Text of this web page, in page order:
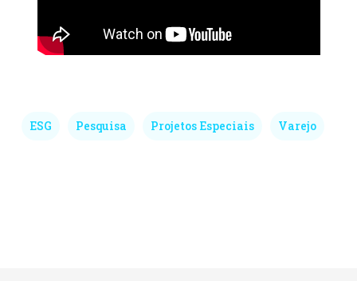
ESG Pesquisa Projetos Especiais Varejo